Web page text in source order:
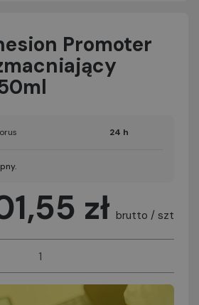
Promoter
24 h
zł brutto / szt